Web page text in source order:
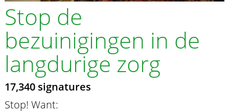
Stop de
bezuinigingen in de
langdurige zorg
17,340 signatures
Stop! Want: